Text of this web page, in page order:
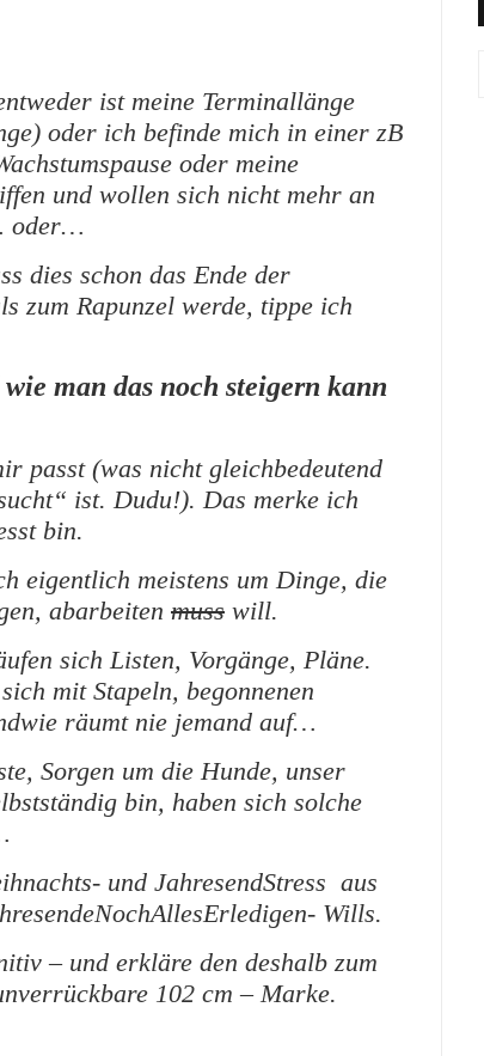
ist meine Terminallänge
oder ich befinde mich in einer zB
oder meine
und wollen sich nicht mehr an
oder…
dies schon das Ende der
zum Rapunzel werde, tippe ich
man das noch steigern kann
passt (was nicht gleichbedeutend
ist. Dudu!). Das merke ich
bin.
eigentlich meistens um Dinge, die
abarbeiten muss will.
sich Listen, Vorgänge, Pläne.
mit Stapeln, begonnenen
räumt nie jemand auf…
Sorgen um die Hunde, unser
bin, haben sich solche
und JahresendStress aus
Wills.
– und erkläre den deshalb zum
102 cm – Marke.